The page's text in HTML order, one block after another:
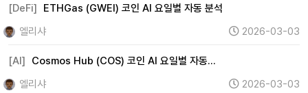
[DeFi]
ETHGas (GWEI) 코인 AI 요일별 자동 분석
엘리샤
2026-03-03
[AI]
Cosmos Hub (COS) 코인 AI 요일별 자동…
엘리샤
2026-03-03